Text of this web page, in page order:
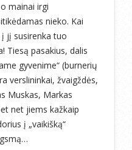
mainai irgi
nieko. Kai
jį susirenka tuo
Tiesą pasakius, dalis
gyvenime“ (burnerių
verslininkai, žvaigždės,
Muskas, Markas
net jiems kažkaip
į „vaikišką“